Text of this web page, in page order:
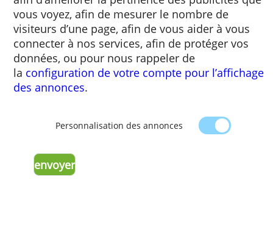
Nous utilisons des cookies pour de
finalités. Par exemple, nous y avons recours
pour mémoriser vos paramètres
afin d’améliorer la pertinence des
vous voyez, afin de mesurer le nombre de
visiteurs d’une page, afin de vous aider à
données, ou pour nous rappeler de
des annonces